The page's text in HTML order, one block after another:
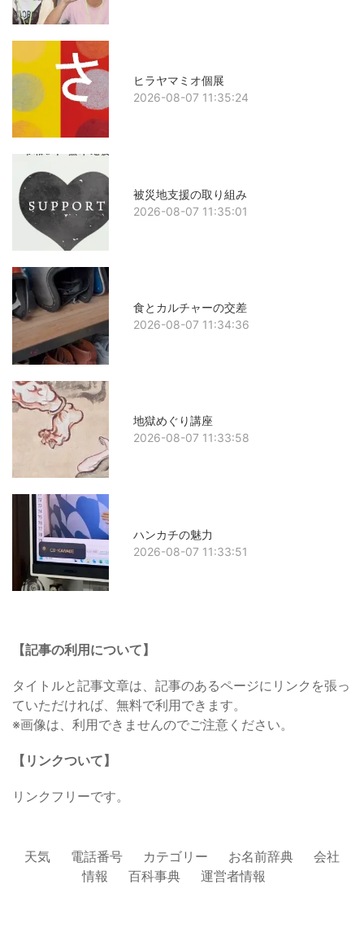
ヒラヤマミオ個展
2026-08-07 11:35:24
被災地支援の取り組み
2026-08-07 11:35:01
食とカルチャーの交差
2026-08-07 11:34:36
地獄めぐり講座
2026-08-07 11:33:58
ハンカチの魅力
2026-08-07 11:33:51
【記事の利用について】
タイトルと記事文章は、記事のあるページにリンクを張っ
ていただければ、無料で利用できます。
※画像は、利用できませんのでご注意ください。
【リンクついて】
リンクフリーです。
天気 電話番号 カテゴリー お名前辞典
会社
情報
百科事典 運営者情報